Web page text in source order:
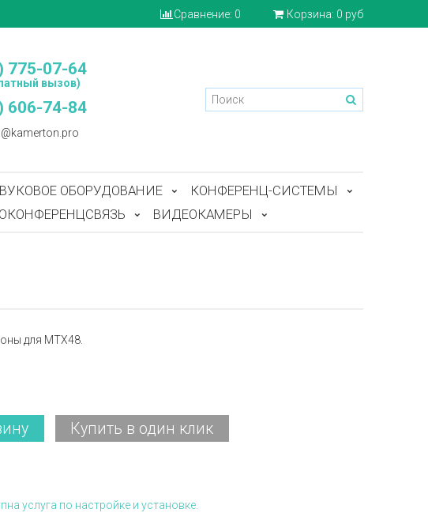
Сравнение: 0 Корзина: 0 руб
775-07-64
вызов)
606-74-84
ОБОРУДОВАНИЕ
КОНФЕРЕНЦ-СИСТЕМЫ
ВИДЕОКАМЕРЫ
для MTX48.
Купить в один клик
услуга по настройке и установке.